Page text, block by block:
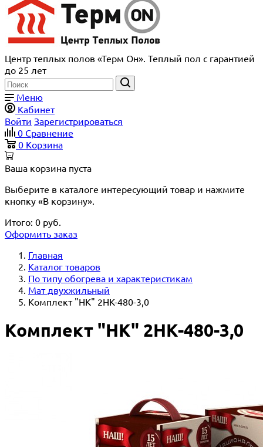
Центр теплых полов «Терм Он». Теплый пол с гарантией
до 25 лет
Меню
Кабинет
Войти Зарегистрироваться
0 Сравнение
0 Корзина
Ваша корзина пуста
Выберите в каталоге интересующий товар и нажмите
кнопку «В корзину».
Итого: 0 руб.
Оформить заказ
Главная
Каталог товаров
По типу обогрева и характеристикам
Мат двухжильный
Комплект "НК" 2НК-480-3,0
Комплект "НК" 2НК-480-3,0